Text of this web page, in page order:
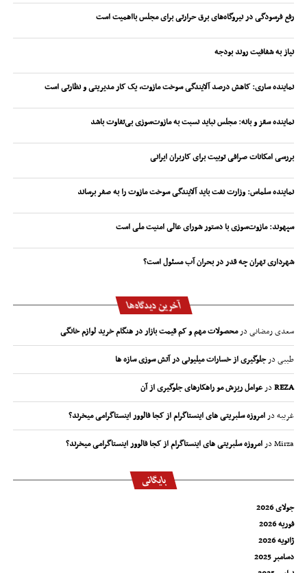
رفع فرسودگی در نیروگاه‌های برق حرارتی برای مجلس بااهمیت است
نیاز به شفافیت روند بودجه
نماینده ساری: کاهش درصد آلایندگی سوخت مازوت، یک کار مدیریتی و نظارتی است
نماینده سقز و بانه: مجلس نباید نسبت به مازوت‌سوزی بی‌تفاوت باشد
بررسی امکانات صرافی توبیت برای کاربران ایرانی
نماینده سلماس: وزارت نفت باید آلایندگی سوخت مازوت را به صفر برساند
سپهوند:‌ مازوت‌سوزی با دستور شورای عالی امنیت ملی است
شهرداری تهران چه قدر در بحران آب مسئول است؟
آخرین دیدگاه‌ها
سعدی رمضانیدرمحصولات مهم و کم قیمت بازار در هنگام خرید لوازم خانگی
طیبیدرجلوگیری از خسارات میلیونی در آتش سوزی سازه ها
REZAدرعوامل ریزش مو راهکارهای جلوگیری از آن
غریبهدرامروزه سلبریتی های اینستاگرام از کجا فالوور اینستاگرامی میخرند؟
Mirzaدرامروزه سلبریتی های اینستاگرام از کجا فالوور اینستاگرامی میخرند؟
بایگانی
جولای 2026
فوریه 2026
ژانویه 2026
دسامبر 2025